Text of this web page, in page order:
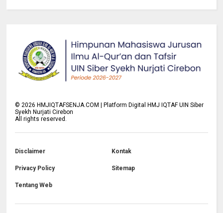
©2026 HMJIQTAFSENJA.COM | Platform Digital HMJ IQTAF UIN Siber
Syekh Nurjati Cirebon
All rights reserved.
Disclaimer Kontak
Privacy Policy Sitemap
Tentang Web